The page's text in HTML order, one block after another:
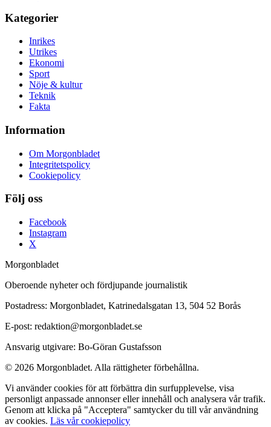
Kategorier
Inrikes
Utrikes
Ekonomi
Sport
Nöje & kultur
Teknik
Fakta
Information
Om Morgonbladet
Integritetspolicy
Cookiepolicy
Följ oss
Facebook
Instagram
X
Morgonbladet
Oberoende nyheter och fördjupande journalistik
Postadress: Morgonbladet, Katrinedalsgatan 13, 504 52 Borås
E-post: redaktion@morgonbladet.se
Ansvarig utgivare: Bo-Göran Gustafsson
© 2026 Morgonbladet. Alla rättigheter förbehållna.
Vi använder cookies för att förbättra din surfupplevelse, visa
personligt anpassade annonser eller innehåll och analysera vår trafik.
Genom att klicka på "Acceptera" samtycker du till vår användning
av cookies. Läs vår cookiepolicy